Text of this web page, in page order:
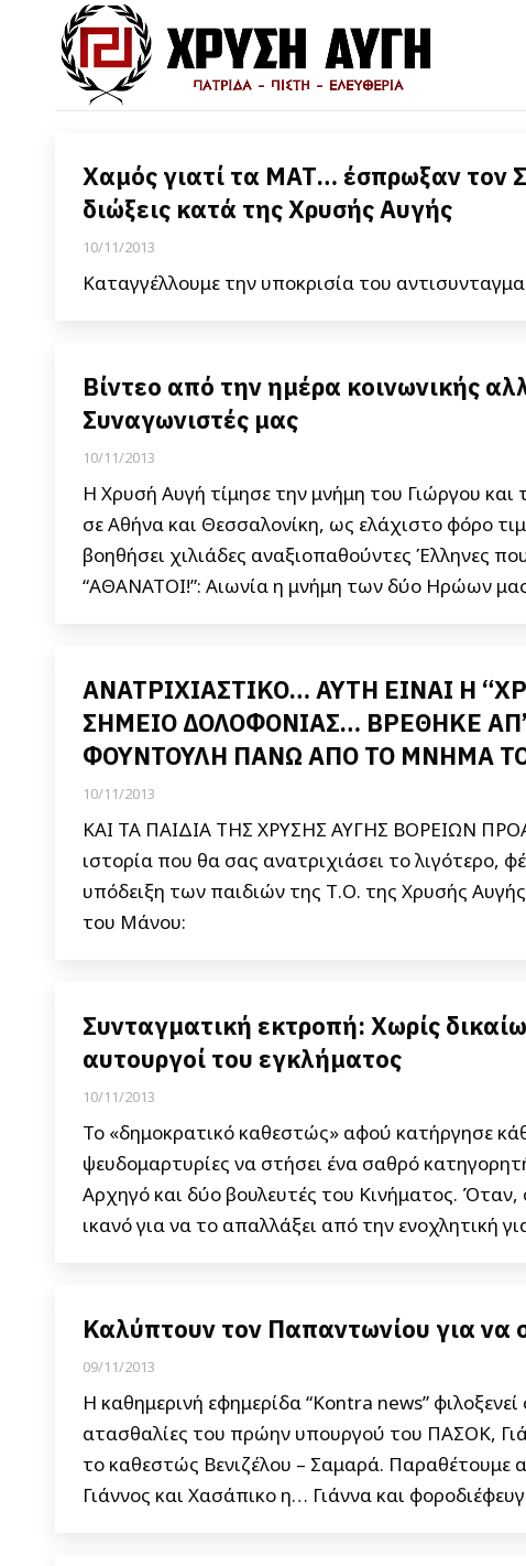
Χαμός γιατί τα ΜΑΤ… έσπρωξαν τον
διώξεις κατά της Χρυσής Αυγής
10/11/2013
Καταγγέλλουμε την υποκρισία του
Βίντεο από την ημέρα κοινωνικής
Συναγωνιστές μας
10/11/2013
Η Χρυσή Αυγή τίμησε την μνήμη του Γιώργου
σε Αθήνα και Θεσσαλονίκη, ως ελάχιστο φόρο
βοηθήσει χιλιάδες αναξιοπαθούντες Έλληνες
“ΑΘΑΝΑΤΟΙ!”: Αιωνία η μνήμη των δύο Ηρώων
ΑΝΑΤΡΙΧΙΑΣΤΙΚΟ… ΑΥΤΗ ΕΙΝΑΙ Η
ΣΗΜΕΙΟ ΔΟΛΟΦΟΝΙΑΣ… ΒΡΕΘΗΚΕ
ΦΟΥΝΤΟΥΛΗ ΠΑΝΩ ΑΠΟ ΤΟ ΜΝΗΜΑ
10/11/2013
ΚΑΙ ΤΑ ΠΑΙΔΙΑ ΤΗΣ ΧΡΥΣΗΣ ΑΥΓΗΣ ΒΟΡΕΙΩΝ
ιστορία που θα σας ανατριχιάσει το λιγότερο,
υπόδειξη των παιδιών της Τ.Ο. της Χρυσής
του Μάνου:
Συνταγματική εκτροπή: Χωρίς
αυτουργοί του εγκλήματος
10/11/2013
Το «δημοκρατικό καθεστώς» αφού κατήργησε
ψευδομαρτυρίες να στήσει ένα σαθρό
Αρχηγό και δύο βουλευτές του Κινήματος.
ικανό για να το απαλλάξει από την ενοχλητική
Καλύπτουν τον Παπαντωνίου για να
09/11/2013
Η καθημερινή εφημερίδα “Kontra news”
ατασθαλίες του πρώην υπουργού του ΠΑΣΟΚ,
το καθεστώς Βενιζέλου – Σαμαρά. Παραθέτουμε
Γιάννος και Χασάπικο η… Γιάννα και